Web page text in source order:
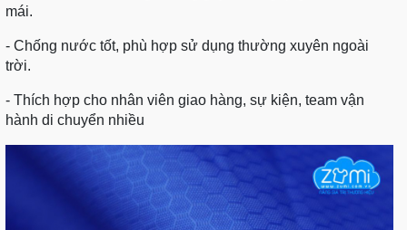
mái.
- Chống nước tốt, phù hợp sử dụng thường xuyên ngoài
trời.
- Thích hợp cho nhân viên giao hàng, sự kiện, team vận
hành di chuyển nhiều